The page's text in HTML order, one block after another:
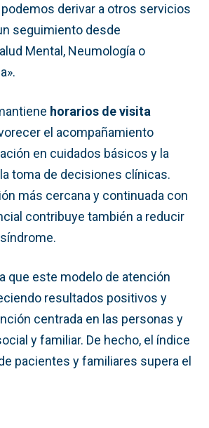
derivar a otros servicios
seguimiento desde
Mental, Neumología o
horarios de visita
el acompañamiento
en cuidados básicos y la
toma de decisiones clínicas.
más cercana y continuada con
contribuye también a reducir
que este modelo de atención
resultados positivos y
centrada en las personas y
y familiar. De hecho, el índice
pacientes y familiares supera el